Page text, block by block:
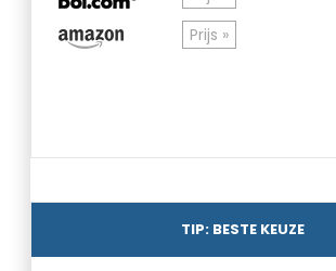
Prijs »
TIP: BESTE KEUZE